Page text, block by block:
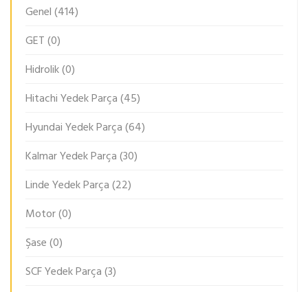
Genel(414)
GET(0)
Hidrolik(0)
Hitachi Yedek Parça(45)
Hyundai Yedek Parça(64)
Kalmar Yedek Parça(30)
Linde Yedek Parça(22)
Motor(0)
Şase(0)
SCF Yedek Parça(3)